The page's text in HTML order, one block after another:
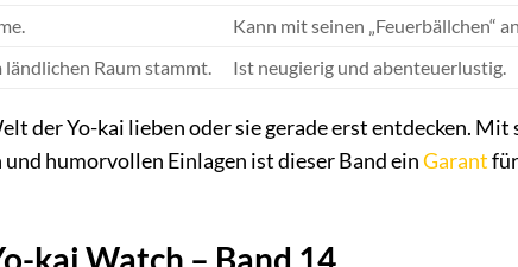
Kann mit seinen „Feuerbällchen“
ländlichen Raum stammt. Ist neugierig und abenteuerlustig.
der Yo-kai lieben oder sie gerade erst entdecken. Mit
humorvollen Einlagen ist dieser Band einGarantfür
kai Watch – Band 14